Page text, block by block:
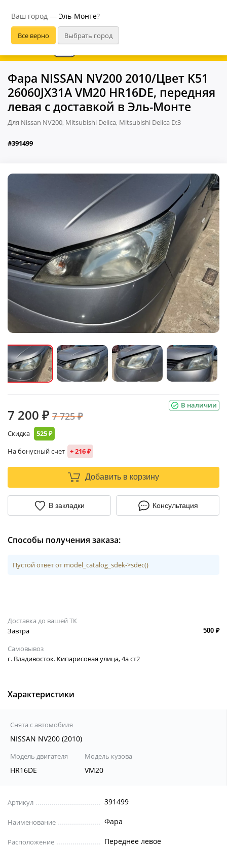
Ваш город — Эль-Монте?
В приложении удобнее
Фара NISSAN NV200 2010/Цвет K51
26060JX31A VM20 HR16DE, передняя
левая с доставкой в Эль-Монте
Для Nissan NV200, Mitsubishi Delica, Mitsubishi Delica D:3
#391499
В наличии
7 200 ₽ 7 725 ₽
Скидка 525 ₽
На бонусный счет + 216 ₽
Добавить в корзину
В закладки Консультация
Способы получения заказа:
Пустой ответ от model_catalog_sdek->sdec()
Доставка до вашей ТК
Завтра
500 ₽
Самовывоз
г. Владивосток. Кипарисовая улица, 4а ст2
Характеристики
Снята с автомобиля
NISSAN NV200 (2010)
Модель двигателя
HR16DE
Модель кузова
VM20
Артикул 391499
Наименование Фара
Расположение Переднее левое